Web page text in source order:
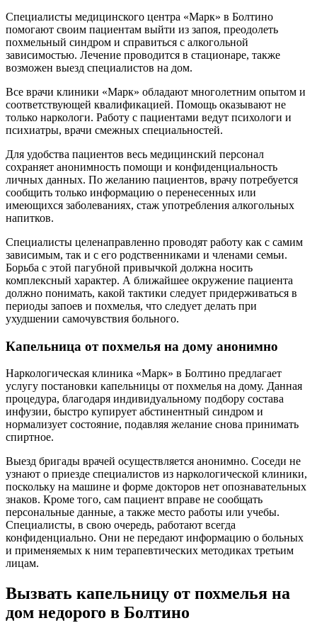
Специалисты медицинского центра «Марк» в Болтино
помогают своим пациентам выйти из запоя, преодолеть
похмельный синдром и справиться с алкогольной
зависимостью. Лечение проводится в стационаре, также
возможен выезд специалистов на дом.
Все врачи клиники «Марк» обладают многолетним опытом и
соответствующей квалификацией. Помощь оказывают не
только наркологи. Работу с пациентами ведут психологи и
психиатры, врачи смежных специальностей.
Для удобства пациентов весь медицинский персонал
сохраняет анонимность помощи и конфиденциальность
личных данных. По желанию пациентов, врачу потребуется
сообщить только информацию о перенесенных или
имеющихся заболеваниях, стаж употребления алкогольных
напитков.
Специалисты целенаправленно проводят работу как с самим
зависимым, так и с его родственниками и членами семьи.
Борьба с этой пагубной привычкой должна носить
комплексный характер. А ближайшее окружение пациента
должно понимать, какой тактики следует придерживаться в
периоды запоев и похмелья, что следует делать при
ухудшении самочувствия больного.
Капельница от похмелья на дому анонимно
Наркологическая клиника «Марк» в Болтино предлагает
услугу постановки капельницы от похмелья на дому. Данная
процедура, благодаря индивидуальному подбору состава
инфузии, быстро купирует абстинентный синдром и
нормализует состояние, подавляя желание снова принимать
спиртное.
Выезд бригады врачей осуществляется анонимно. Соседи не
узнают о приезде специалистов из наркологической клиники,
поскольку на машине и форме докторов нет опознавательных
знаков. Кроме того, сам пациент вправе не сообщать
персональные данные, а также место работы или учебы.
Специалисты, в свою очередь, работают всегда
конфиденциально. Они не передают информацию о больных
и применяемых к ним терапевтических методиках третьим
лицам.
Вызвать капельницу от похмелья на
дом недорого в Болтино